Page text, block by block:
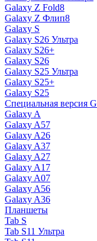
Galaxy Z Fold8
Galaxy Z Флип8
Galaxy S
Galaxy S26 Ультра
Galaxy S26+
Galaxy S26
Galaxy S25 Ультра
Galaxy S25+
Galaxy S25
Специальная версия
Galaxy A
Galaxy A57
Galaxy A26
Galaxy A37
Galaxy A27
Galaxy A17
Galaxy A07
Galaxy A56
Galaxy A36
Планшеты
Tab S
Tab S11 Ультра